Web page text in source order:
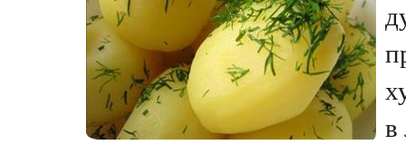
в